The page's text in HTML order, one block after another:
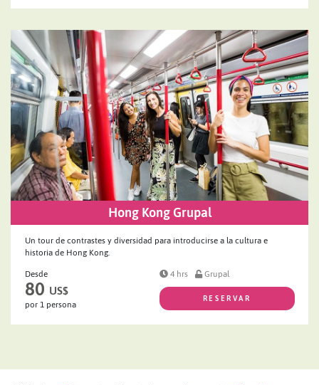
Hong Kong Grupal
Un tour de contrastes y diversidad para introducirse a la cultura e
historia de Hong Kong.
Desde
80 US$
por 1 persona
4 hrs Grupal
RESERVAR